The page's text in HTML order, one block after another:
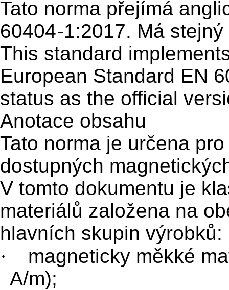
Tato norma přejímá
60404-1:2017. Má
This standard
European Standard EN
status as the official
Anotace obsahu
Tato norma je určena
dostupných
V tomto dokumentu je
materiálů založena na
hlavních skupin výrobků:
·
magneticky měkké
A/m);